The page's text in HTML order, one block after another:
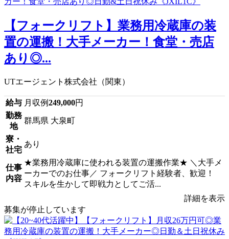
【フォークリフト】業務用冷蔵庫の装
置の運搬！大手メーカー！食堂・売店
あり◎...
UTエージェント株式会社（関東）
給与 月収例249,000円
勤務
地
群馬県 大泉町
寮・
社宅
あり
仕事
内容
★業務用冷蔵庫に使われる装置の運搬作業★ ＼大手メ
ーカーでのお仕事／ フォークリフト経験者、歓迎！
スキルを生かして即戦力としてご活...
詳細を表示
募集が停止しています